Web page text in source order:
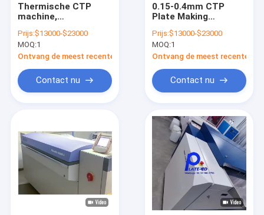
Thermische CTP
machine,
machine, CTP plaat
maken die machine
maken, die CTP plaat
drukken die machine
maken
Prijs:$13000-$23000
MOQ:1
Ontvang de meest recente Prijs
Contact nu
0.15-0.4mm CTP
Plate Making
Precision Processor
Prijs:$13000-$23000
MOQ:1
Ontvang de meest recente
Contact nu